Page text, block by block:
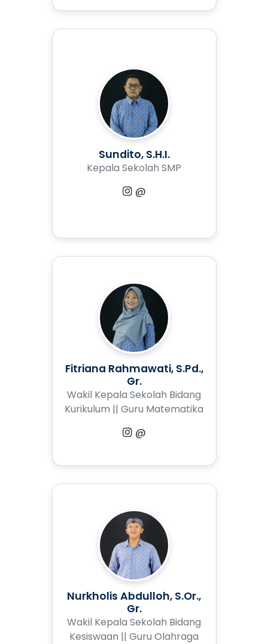
Sundito, S.H.I.
Kepala Sekolah SMP
@
Fitriana Rahmawati, S.Pd.,
Gr.
Wakil Kepala Sekolah Bidang
Kurikulum || Guru Matematika
@
Nurkholis Abdulloh, S.Or.,
Gr.
Wakil Kepala Sekolah Bidang
Kesiswaan || Guru Olahraga